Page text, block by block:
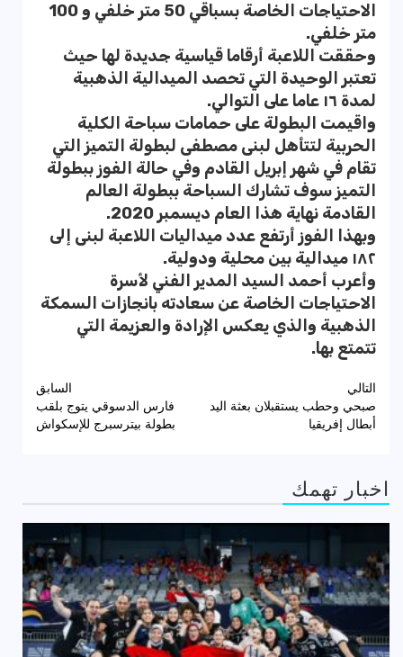
الاحتياجات الخاصة بسباقي 50 متر خلفي و 100
متر خلفي.
وحققت اللاعبة أرقاما قياسية جديدة لها حيث
تعتبر الوحيدة التي تحصد الميدالية الذهبية
لمدة ١٦ عاما على التوالي.
واقيمت البطولة على حمامات سباحة الكلية
الحربية لتتأهل لبنى مصطفى لبطولة التميز التي
تقام في شهر إبريل القادم وفي حالة الفوز ببطولة
التميز سوف تشارك السباحة ببطولة العالم
القادمة نهاية هذا العام ديسمبر 2020.
وبهذا الفوز أرتفع عدد ميداليات اللاعبة لبنى إلى
١٨٢ ميدالية بين محلية ودولية.
وأعرب أحمد السيد المدير الفني لأسرة
الاحتياجات الخاصة عن سعادته بانجازات السمكة
الذهبية والذي يعكس الإرادة والعزيمة التي
تتمتع بها.
تصفّح
المقالات
السابق
فارس الدسوقي يتوج بلقب
بطولة بيترسبرج للإسكواش
التالي
صبحي وحطب يستقبلان بعثة اليد
أبطال إفريقيا
اخبار تهمك